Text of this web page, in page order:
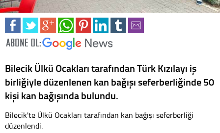
Bilecik Ülkü Ocakları tarafından Türk Kızılayı iş
birliğiyle düzenlenen kan bağışı seferberliğinde 50
kişi kan bağışında bulundu.
Bilecik'te Ülkü Ocakları tarafından kan bağışı seferberliği
düzenlendi.